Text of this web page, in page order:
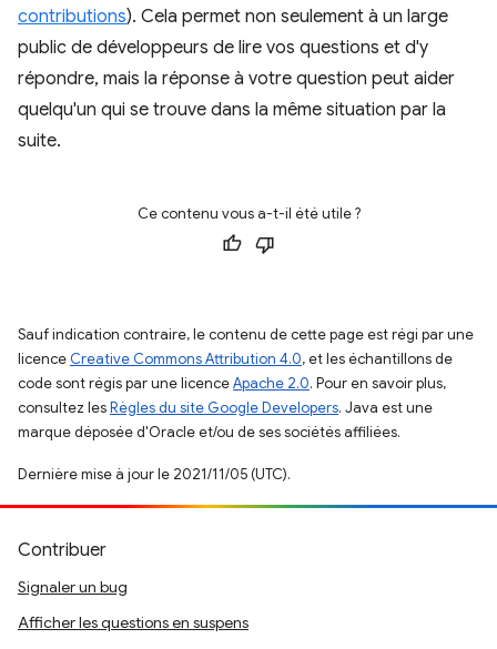
contributions). Cela permet non seulement à un large
public de développeurs de lire vos questions et d'y
répondre, mais la réponse à votre question peut aider
quelqu'un qui se trouve dans la même situation par la
suite.
Ce contenu vous a-t-il été utile ?
Sauf indication contraire, le contenu de cette page est régi par une
licence Creative Commons Attribution 4.0, et les échantillons de
code sont régis par une licenceApache 2.0. Pour en savoir plus,
consultez lesRègles du site Google Developers. Java est une
marque déposée d'Oracle et/ou de ses sociétés affiliées.
Dernière mise à jour le 2021/11/05 (UTC).
Contribuer
Signaler un bug
Afficher les questions en suspens